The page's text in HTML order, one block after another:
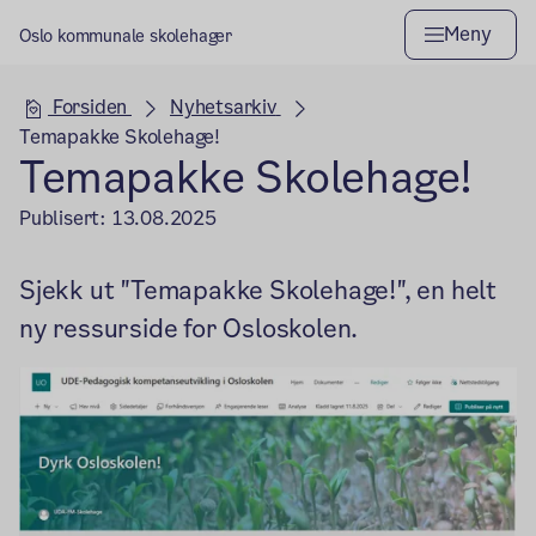
Oslo kommunale skolehager Meny
Hovedseksjon
Forsiden
Nyhetsarkiv
Temapakke Skolehage!
Temapakke Skolehage!
Publisert: 13.08.2025
Sjekk ut "Temapakke Skolehage!", en helt
ny ressurside for Osloskolen.